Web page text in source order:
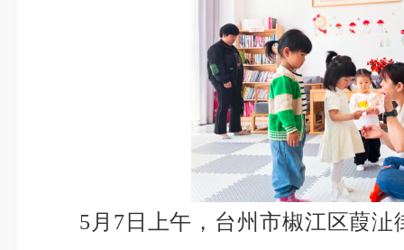
5月7日上午，台州市椒江区葭